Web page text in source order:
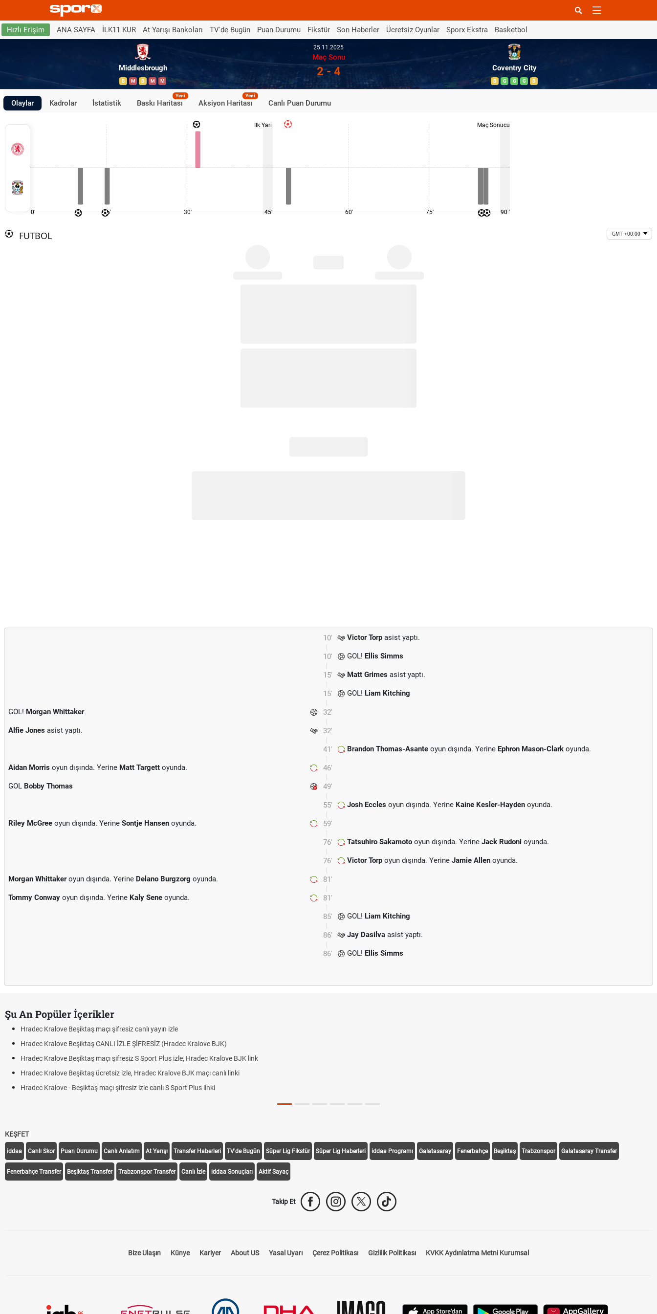
Hızlı Erişim ANA SAYFA İLK11 KUR At Yarışı Bankoları TV'de Bugün Puan Durumu Fikstür Son Haberler Ücretsiz Oyunlar Sporx Ekstra Basketbol
Middlesbrough
B M B M M
25.11.2025
Maç Sonu
2 - 4 Coventry City
B G G G B
Olaylar Kadrolar İstatistik Baskı Haritası
Yeni
Aksiyon Haritası
Yeni
Canlı Puan Durumu
0' 15' 30'
İlk Yarı
45' 60' 75'
Maç Sonucu
90 '
FUTBOL GMT +00:00
10' Victor Torp asist yaptı.
10' GOL! Ellis Simms
15' Matt Grimes asist yaptı.
15' GOL! Liam Kitching
32'
GOL! Morgan Whittaker
32'
Alfie Jones asist yaptı.
41' Brandon Thomas-Asante oyun dışında. Yerine Ephron Mason-Clark oyunda.
46'
Aidan Morris oyun dışında. Yerine Matt Targett oyunda.
49'
GOL Bobby Thomas
55' Josh Eccles oyun dışında. Yerine Kaine Kesler-Hayden oyunda.
59'
Riley McGree oyun dışında. Yerine Sontje Hansen oyunda.
76' Tatsuhiro Sakamoto oyun dışında. Yerine Jack Rudoni oyunda.
76' Victor Torp oyun dışında. Yerine Jamie Allen oyunda.
81'
Morgan Whittakeroyun dışında. Yerine Delano Burgzorg oyunda.
81'
Tommy Conway oyun dışında. Yerine Kaly Sene oyunda.
85' GOL! Liam Kitching
86' Jay Dasilva asist yaptı.
86' GOL! Ellis Simms
Şu An Popüler İçerikler
Hradec Kralove Beşiktaş maçı şifresiz canlı yayın izle
Hradec Kralove Beşiktaş CANLI İZLE ŞİFRESİZ (Hradec Kralove BJK)
Hradec Kralove Beşiktaş maçı şifresiz S Sport Plus izle, Hradec Kralove BJK link
Hradec Kralove Beşiktaş ücretsiz izle, Hradec Kralove BJK maçı canlı linki
Hradec Kralove - Beşiktaş maçı şifresiz izle canlı S Sport Plus linki
KEŞFET
iddaa Canlı Skor Puan Durumu Canlı Anlatım At Yarışı Transfer Haberleri TV'de Bugün Süper Lig Fikstür Süper Lig Haberleri iddaa Programı Galatasaray Fenerbahçe Beşiktaş Trabzonspor Galatasaray Transfer
Fenerbahçe Transfer Beşiktaş Transfer Trabzonspor Transfer Canlı İzle iddaa Sonuçları Aktif Sayaç
Takip Et
Bize Ulaşın Künye Kariyer About US Yasal Uyarı Çerez Politikası Gizlilik Politikası KVKK Aydınlatma Metni Kurumsal